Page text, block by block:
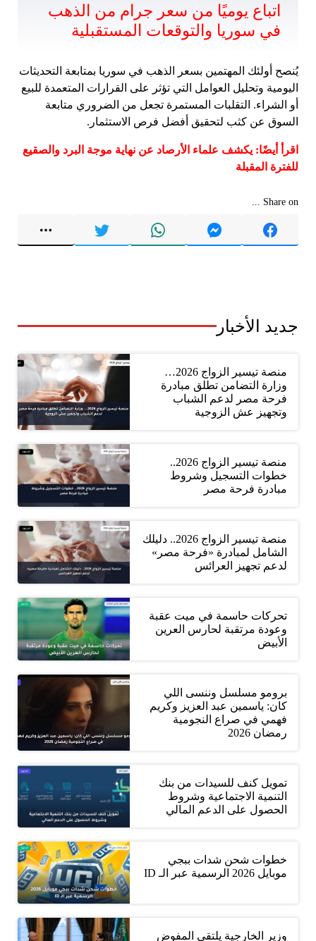
اتباع يوميًا من سعر جرام من الذهب
في سوريا والتوقعات المستقبلية
يُنصح أولئك المهتمين بسعر الذهب في سوريا بمتابعة التحديثات
اليومية وتحليل العوامل التي تؤثر على القرارات المتعمدة للبيع
أو الشراء. التقلبات المستمرة تجعل من الضروري متابعة
السوق عن كثب لتحقيق أفضل فرص الاستثمار.
اقرأ أيضًا: يكشف علماء الأرصاد عن نهاية موجة البرد والصقيع
للفترة المقبلة
Share on ...
جديد الأخبار
منصة تيسير الزواج 2026…
وزارة التضامن تطلق مبادرة
فرحة مصر لدعم الشباب
وتجهيز عش الزوجية
منصة تيسير الزواج 2026..
خطوات التسجيل وشروط
مبادرة فرحة مصر
منصة تيسير الزواج 2026.. دليلك
الشامل لمبادرة «فرحة مصر»
لدعم تجهيز العرائس
تحركات حاسمة في ميت عقبة
وعودة مرتقبة لحارس العرين
الأبيض
برومو مسلسل وننسى اللي
كان: ياسمين عبد العزيز وكريم
فهمي في صراع النجومية
رمضان 2026
تمويل كنف للسيدات من بنك
التنمية الاجتماعية وشروط
الحصول على الدعم المالي
خطوات شحن شدات ببجي
موبايل 2026 الرسمية عبر الـ ID
وزير الخارجية يلتقي المفوض